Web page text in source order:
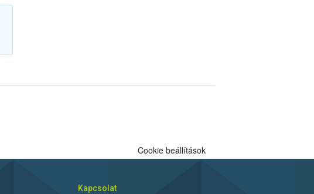
Cookie beállítások
Kapcsolat